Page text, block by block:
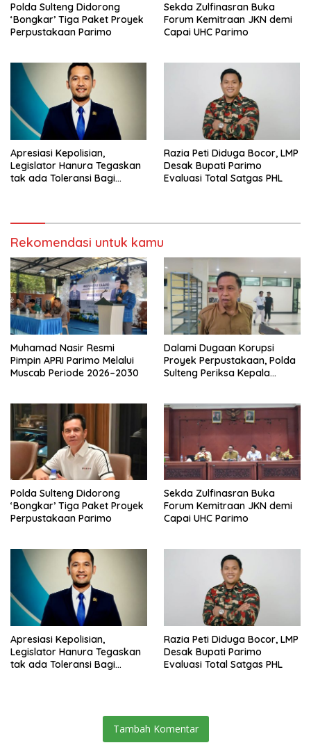
Polda Sulteng Didorong
‘Bongkar’ Tiga Paket Proyek
Perpustakaan Parimo
Sekda Zulfinasran Buka
Forum Kemitraan JKN demi
Capai UHC Parimo
Apresiasi Kepolisian,
Legislator Hanura Tegaskan
tak ada Toleransi Bagi
Razia Peti Diduga Bocor, LMP
Desak Bupati Parimo
Evaluasi Total Satgas PHL
Rekomendasi untuk kamu
Muhamad Nasir Resmi
Pimpin APRI Parimo Melalui
Muscab Periode 2026–2030
Dalami Dugaan Korupsi
Proyek Perpustakaan, Polda
Sulteng Periksa Kepala
Polda Sulteng Didorong
‘Bongkar’ Tiga Paket Proyek
Perpustakaan Parimo
Sekda Zulfinasran Buka
Forum Kemitraan JKN demi
Capai UHC Parimo
Apresiasi Kepolisian,
Legislator Hanura Tegaskan
tak ada Toleransi Bagi
Razia Peti Diduga Bocor, LMP
Desak Bupati Parimo
Evaluasi Total Satgas PHL
Tambah Komentar